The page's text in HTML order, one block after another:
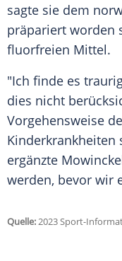
sagte sie dem
präpariert worden
fluorfreien Mittel.
"Ich finde es
dies nicht
Vorgehensweise
Kinderkrankheiten
ergänzte
werden, bevor wir
Quelle:2023 Sport-